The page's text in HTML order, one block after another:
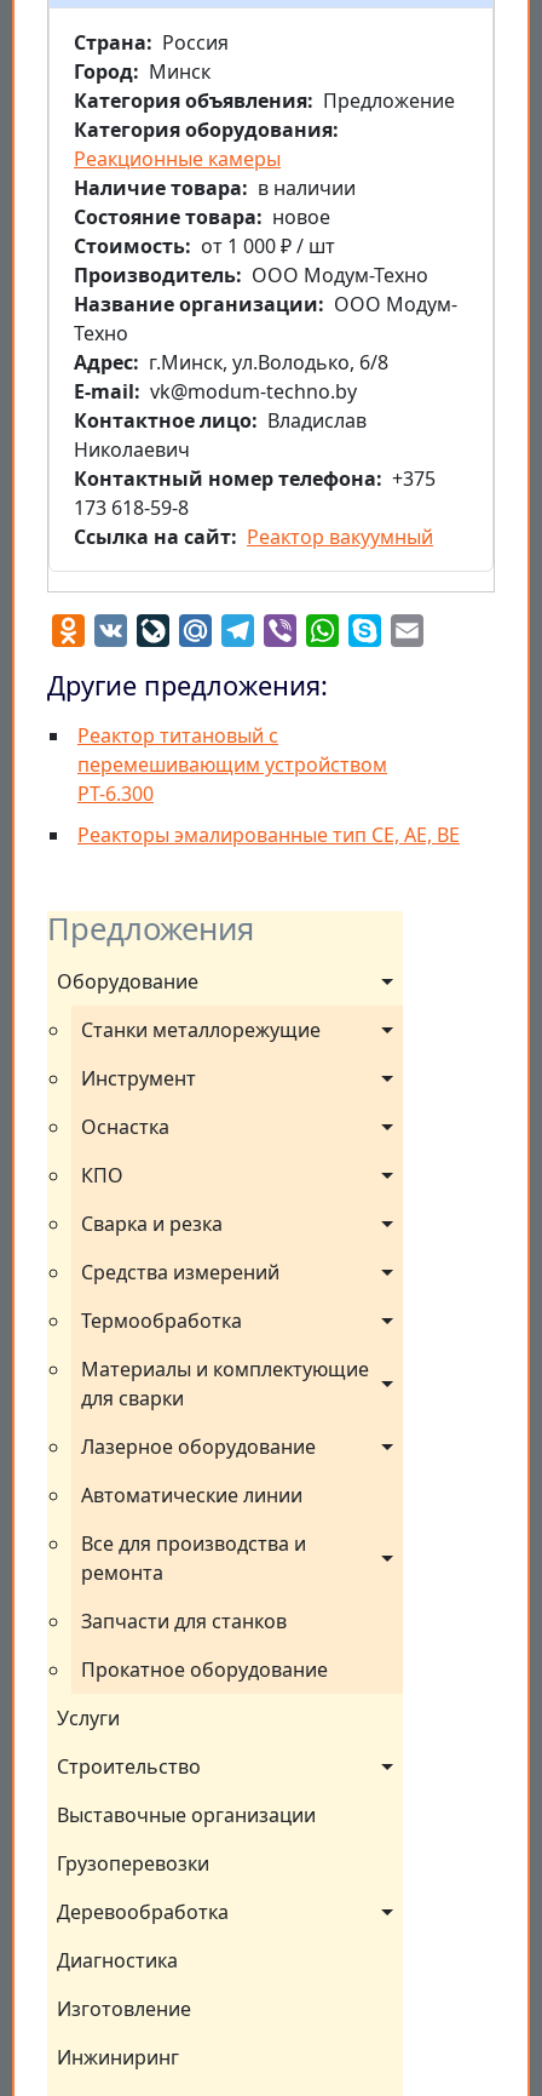
Предложения
Оборудование
Станки металлорежущие
Инструмент
Оснастка
КПО
Сварка и резка
Средства измерений
Термообработка
Материалы и комплектующие
для сварки
Лазерное оборудование
Автоматические линии
Все для производства и
ремонта
Запчасти для станков
Прокатное оборудование
Услуги
Строительство
Выставочные организации
Грузоперевозки
Деревообработка
Диагностика
Изготовление
Инжиниринг
Страна
Россия
Город
Минск
Категория объявления
Предложение
Категория оборудования
Реакционные камеры
Наличие товара
в наличии
Состояние товара
новое
Стоимость
от 1 000 ₽ / шт
Производитель
ООО Модум-Техно
Название организации
ООО Модум-
Техно
Aдрес
г.Минск, ул.Володько, 6/8
E-mail
vk@modum-techno.by
Контактное лицо
Владислав
Николаевич
Контактный номер телефона
+375
173 618-59-8
Ссылка на сайт
Реактор вакуумный
Odnoklassniki
VK LiveJournal
Mail.RuTelegram
Viber WhatsApp
Skype
Другие предложения:
Реактор титановый с
перемешивающим устройством
РТ-6.300
Реакторы эмалированные тип СЕ, АЕ, ВЕ